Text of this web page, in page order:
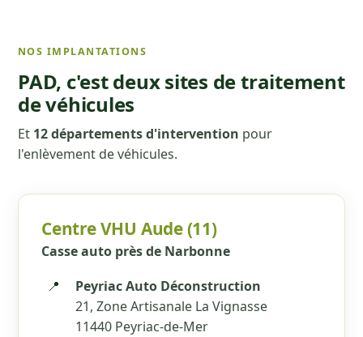
NOS IMPLANTATIONS
PAD, c'est deux sites de traitement
de véhicules
Et 12 départements d'intervention pour
l'enlèvement de véhicules.
Centre VHU Aude (11)
Casse auto près de Narbonne
📍
Peyriac Auto Déconstruction
21, Zone Artisanale La Vignasse
11440 Peyriac-de-Mer